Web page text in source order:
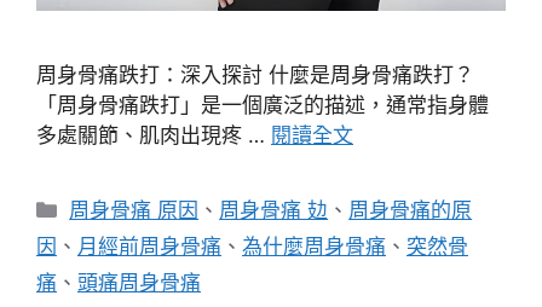
周身骨痛跌打：深入探討 什麼是周身骨痛跌打？
「周身骨痛跌打」是一個廣泛的描述，通常指身體
多處關節、肌肉出現疼 … 閱讀全文
分
類
周身骨痛 原因 、 周身骨痛 攰 、 周身骨痛的原
因 、 月經前周身骨痛 、 為什麼周身骨痛 、 突然骨
痛 、 頭痛周身骨痛